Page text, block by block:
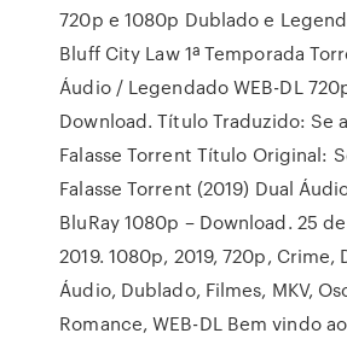
720p e 1080p Dublado e
Bluff City Law 1ª Temporada
Áudio / Legendado WEB-DL
Download. Título Traduzido: Se
Falasse Torrent Título Original:
Falasse Torrent (2019) Dual
BluRay 1080p – Download. 25
2019. 1080p, 2019, 720p, Crime,
Áudio, Dublado, Filmes, MKV,
Romance, WEB-DL Bem vindo